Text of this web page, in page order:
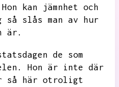
Hon kan jämnhet och
så slås man av hur
är.
de som
Hon är inte där
så här otroligt